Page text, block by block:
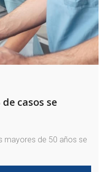
casos se
mayores de 50 años se